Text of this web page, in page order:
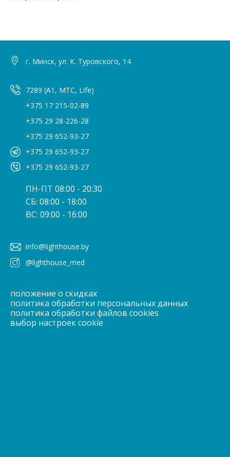
г. Минск, ул. К. Туровского, 14
7289 (A1, МТС, Life)
+375 17 215-02-89
+375 29 28-226-28
+375 29 652-93-27
+375 29 652-93-27
+375 29 652-93-27
ПН-ПТ 08:00 - 20:30
СБ: 08:00 - 18:00
ВС: 09:00 - 16:00
info@lighthouse.by
@lighthouse_med
положение о скидках
политика обработки персональных данных
политика обработки файлов cookies
выбор настроек cookie